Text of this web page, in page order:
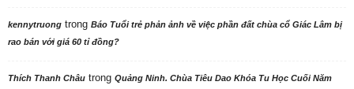
kennytruong trong Báo Tuổi trẻ phản ảnh về việc phần đất chùa cổ Giác Lâm bị
rao bán với giá 60 tỉ đồng?
Thích Thanh Châu trong Quảng Ninh. Chùa Tiêu Dao Khóa Tu Học Cuối Năm